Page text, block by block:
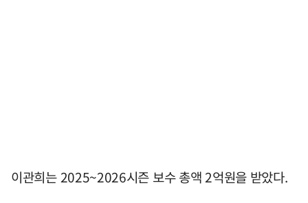
이관희는 2025~2026시즌 보수 총액 2억원을 받았다.